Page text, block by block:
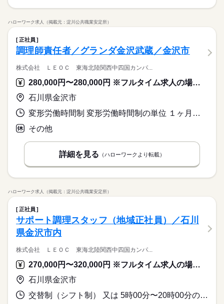
もひとつではなく 何通りもの可能性の中から 模索してよりよい
方法を探して 進めていくアイデアが大切になります ご自身のア
イデアでお客様の満足度を 上げられる素晴らしいお仕事です や
りがいを感じながら ぜひ一緒に働きませんか
基本特徴
新卒・第二
20代活躍 30代活躍
募集条件
就業時間・曜日
ブランクOK
産休・育休 社会保険制度
禁煙・分煙
駅5分以内
勤務時間
北陸支店
8：45？17：45（所定労働時間8時間/休憩1時間）
※平均残業時間20時間
のです 「食を通じて社会に貢献したい」 「社会に役立つ仕事を
ど… そんな方を大歓迎いたします！！ ■仕事のやりがい 調理は
「食」に関わる責任ある業務 大量調理でも、温かくて美味しい
もひとつではなく 何通りもの可能性の中から 模索してよりよい
方法を探して 進めていくアイデアが大切になります ご自身のア
イデアでお客様の満足度を 上げられる素晴らしいお仕事です や
りがいを感じながら ぜひ一緒に働きませんか
働く人の待遇向上
新卒・第二 20代活躍 30代活躍 40代活躍
50代活躍
60代歓迎
残10未満 シフト勤務
働き方・環境
ブランクOK 産休・育休 社会保険制度
禁煙・分煙
駅5分以内
続きを読む
給与 月給 330,000円～350,000円
【給与備考】
【交通費備考】
勤務時間
北陸支店
8：45？17：45（所定労働時間8時間/休憩1時間）
※平均残業時間20時間
シフトにより決定
応募する
ハローワーク求人（掲載元：淀川公共職業安定所）
正社員
調理師責任者／グランダ金沢武蔵／金沢市
株式会社 ＬＥＯＣ 東海北陸関西中四国カンパ...
280,000円〜280,000円 ※フルタイム求人の場合は月額（換算額）、パート求人の場合は時間額を表示しています。
石川県金沢市
変形労働時間制 変形労働時間制の単位 １ヶ月単位 就業時間１ 5時30分〜14時30分 就業時間２ 10時30分〜19時30分 就業時間に関する特記事項 シフト制
その他
詳細を見る （ハローワークより転載）
ハローワーク求人（掲載元：淀川公共職業安定所）
正社員
サポート調理スタッフ（地域正社員）／石川
県金沢市内
株式会社 ＬＥＯＣ 東海北陸関西中四国カンパ...
270,000円〜320,000円 ※フルタイム求人の場合は月額（換算額）、パート求人の場合は時間額を表示しています。
石川県金沢市
交替制（シフト制） 又は 5時00分〜20時00分の時間の間の8時間 就業時間に関する特記事項 勤務地によって就業時間は異なります